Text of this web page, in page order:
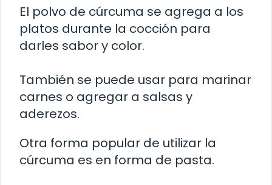
El polvo de cúrcuma se agrega a los
platos durante la cocción para
darles sabor y color.
También se puede usar para marinar
carnes o agregar a salsas y
aderezos.
Otra forma popular de utilizar la
cúrcuma es en forma de pasta.